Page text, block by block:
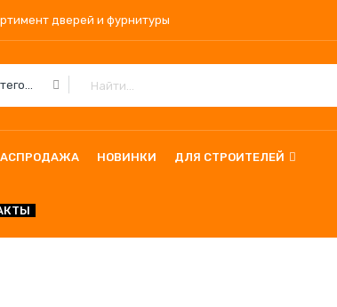
дверей и фурнитуры
Все Категории
НОВИНКИ ДЛЯ СТРОИТЕЛЕЙ